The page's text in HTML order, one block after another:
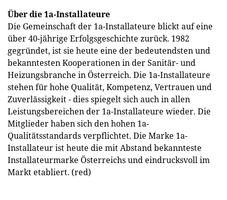
Über die 1a-Installateure
Die Gemeinschaft der 1a-Installateure blickt auf eine
über 40-jährige Erfolgsgeschichte zurück. 1982
gegründet, ist sie heute eine der bedeutendsten und
bekanntesten Kooperationen in der Sanitär- und
Heizungsbranche in Österreich. Die 1a-Installateure
stehen für hohe Qualität, Kompetenz, Vertrauen und
Zuverlässigkeit - dies spiegelt sich auch in allen
Leistungsbereichen der 1a-Installateure wieder. Die
Mitglieder haben sich den hohen 1a-
Qualitätsstandards verpflichtet. Die Marke 1a-
Installateur ist heute die mit Abstand bekannteste
Installateurmarke Österreichs und eindrucksvoll im
Markt etabliert. (red)